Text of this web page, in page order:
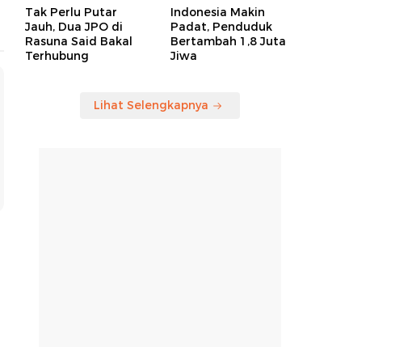
Tak Perlu Putar
Jauh, Dua JPO di
Rasuna Said Bakal
Terhubung
Indonesia Makin
Padat, Penduduk
Bertambah 1,8 Juta
Jiwa
Lihat Selengkapnya